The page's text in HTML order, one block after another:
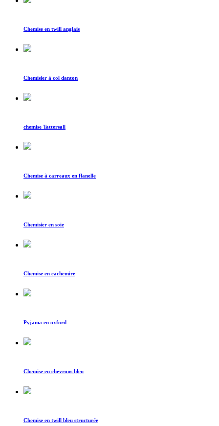
Chemise en twill anglais
Chemisier à col danton
chemise Tattersall
Chemise à carreaux en flanelle
Chemisier en soie
Chemise en cachemire
Pyjama en oxford
Chemise en chevrons bleu
Chemise en twill bleu structurée